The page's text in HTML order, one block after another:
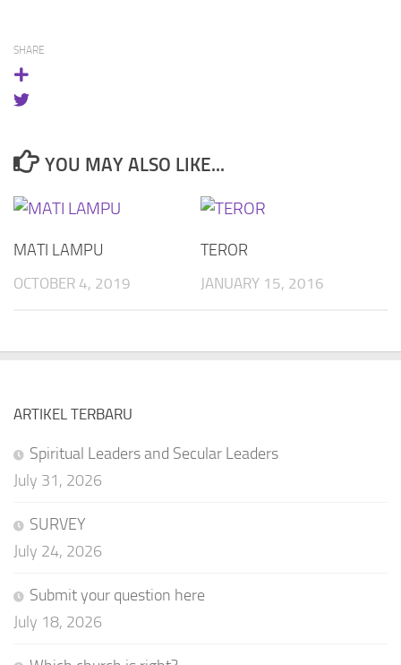
SHARE
YOU MAY ALSO LIKE...
MATI LAMPU
OCTOBER 4, 2019
TEROR
JANUARY 15, 2016
ARTIKEL TERBARU
Spiritual Leaders and Secular Leaders
July 31, 2026
SURVEY
July 24, 2026
Submit your question here
July 18, 2026